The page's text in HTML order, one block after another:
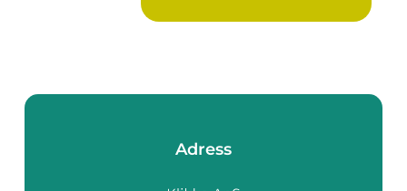
Adress